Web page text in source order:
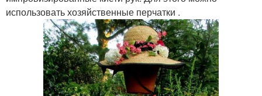
использовать хозяйственные перчатки .